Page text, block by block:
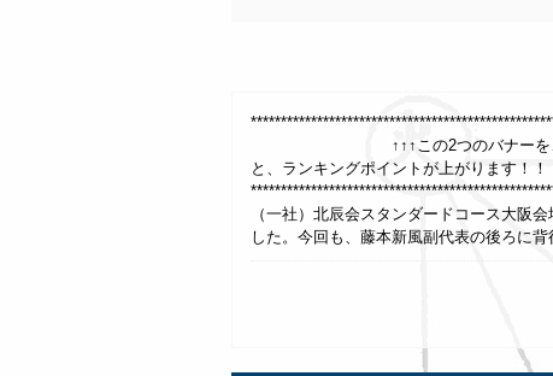
↑↑↑この2つのバナーを、1日1回
と、ランキングポイントが上がります！！
（一社）北辰会スタンダードコース大阪
した。今回も、藤本新風副代表の後ろに